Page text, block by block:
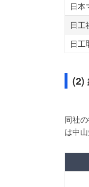
日本
日工
日工
(2)
同社
は中